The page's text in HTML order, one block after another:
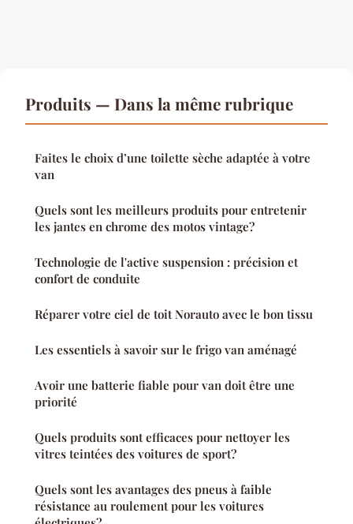
Produits — Dans la même rubrique
Faites le choix d’une toilette sèche adaptée à votre
van
Quels sont les meilleurs produits pour entretenir
les jantes en chrome des motos vintage?
Technologie de l'active suspension : précision et
confort de conduite
Réparer votre ciel de toit Norauto avec le bon tissu
Les essentiels à savoir sur le frigo van aménagé
Avoir une batterie fiable pour van doit être une
priorité
Quels produits sont efficaces pour nettoyer les
vitres teintées des voitures de sport?
Quels sont les avantages des pneus à faible
résistance au roulement pour les voitures